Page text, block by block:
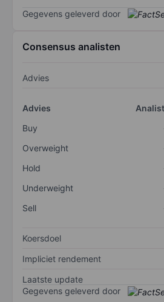
Gegevens geleverd door
Consensus analisten
Advies
Advies
Buy
Overweight
Hold
Underweight
Sell
Koersdoel
Impliciet rendement
Laatste update
Gegevens geleverd door